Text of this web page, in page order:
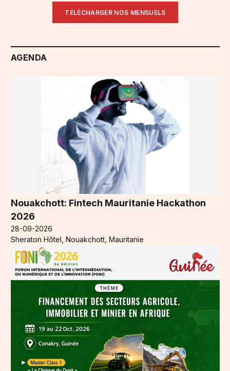
TÉLÉCHARGER NOS MENSUELS
AGENDA
Nouakchott: Fintech Mauritanie Hackathon
2026
28-09-2026
Sheraton Hôtel, Nouakchott, Mauritanie